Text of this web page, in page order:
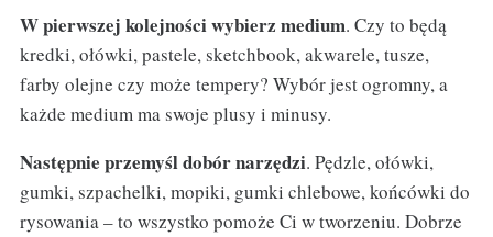
W pierwszej kolejności wybierz medium. Czy to będą
kredki, ołówki, pastele, sketchbook, akwarele, tusze,
farby olejne czy może tempery? Wybór jest ogromny, a
każde medium ma swoje plusy i minusy.
Następnie przemyśl dobór narzędzi. Pędzle, ołówki,
gumki, szpachelki, mopiki, gumki chlebowe, końcówki do
rysowania – to wszystko pomoże Ci w tworzeniu. Dobrze